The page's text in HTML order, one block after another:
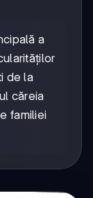
a
de la
căreia
familiei